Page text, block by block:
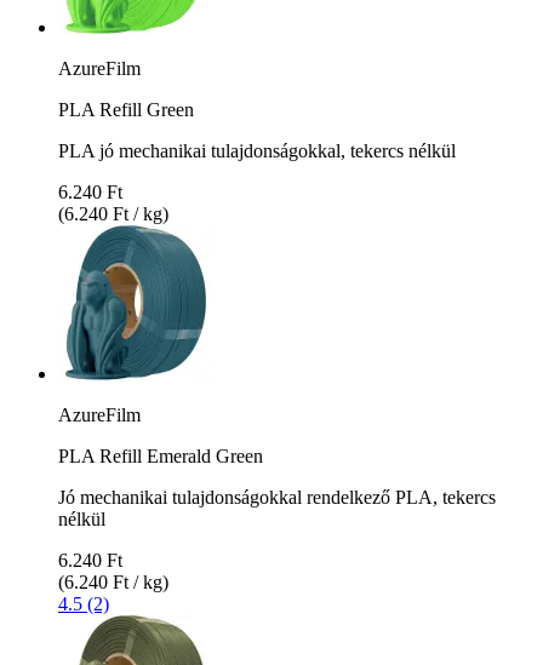
AzureFilm
PLA Refill Green
PLA jó mechanikai tulajdonságokkal, tekercs nélkül
6.240 Ft
(6.240 Ft / kg)
AzureFilm
PLA Refill Emerald Green
Jó mechanikai tulajdonságokkal rendelkező PLA, tekercs
nélkül
6.240 Ft
(6.240 Ft / kg)
4.5 (2)